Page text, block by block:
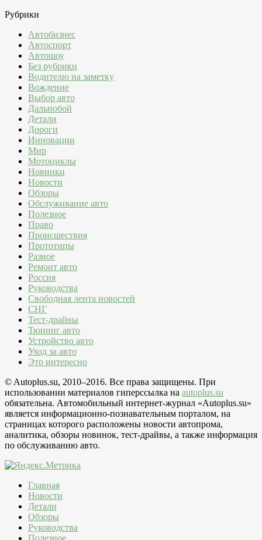
Рубрики
Автобизнес
Автоспорт
Автошоу
Без рубрики
Водителю на заметку
Вождение
Выбор авто
Дальнобой
Детали
Дороги
Инновации
Мир
Мотоциклы
Новинки
Новости
Обзоры
Обслуживание авто
Полезное
Право
Происшествия
Прототипы
Разное
Ремонт авто
Россия
Руководства
Свободная лента новостей
СНГ
Тест-драйвы
Тюнинг авто
Устройство авто
Уход за авто
Это интересно
© Autoplus.su, 2010–2016. Все права защищены. При
использовании материалов гиперссылка на autoplus.su
обязательна. Автомобильный интернет-журнал «Autoplus.su»
является информационно-познавательным порталом, на
страницах которого расположены новости автопрома,
аналитика, обзоры новинок, тест-драйвы, а также информация
по обслуживанию авто.
Главная
Новости
Детали
Обзоры
Руководства
Полезное